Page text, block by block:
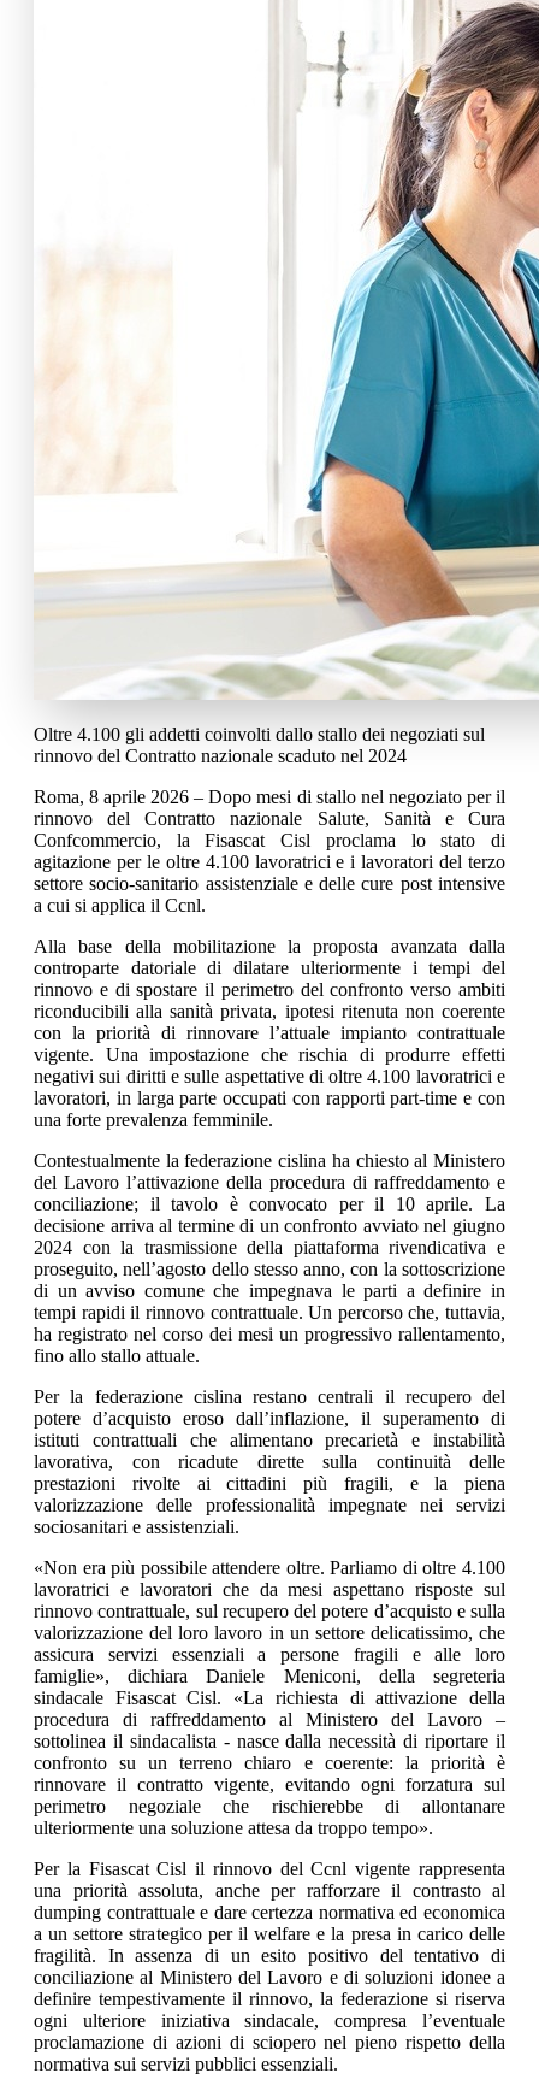
Oltre 4.100 gli addetti coinvolti dallo stallo dei negoziati sul
rinnovo del Contratto nazionale scaduto nel 2024
Roma, 8 aprile 2026 – Dopo mesi di stallo nel negoziato per il
rinnovo del Contratto nazionale Salute, Sanità e Cura
Confcommercio, la Fisascat Cisl proclama lo stato di
agitazione per le oltre 4.100 lavoratrici e i lavoratori del terzo
settore socio-sanitario assistenziale e delle cure post intensive
a cui si applica il Ccnl.
Alla base della mobilitazione la proposta avanzata dalla
controparte datoriale di dilatare ulteriormente i tempi del
rinnovo e di spostare il perimetro del confronto verso ambiti
riconducibili alla sanità privata, ipotesi ritenuta non coerente
con la priorità di rinnovare l’attuale impianto contrattuale
vigente. Una impostazione che rischia di produrre effetti
negativi sui diritti e sulle aspettative di oltre 4.100 lavoratrici e
lavoratori, in larga parte occupati con rapporti part-time e con
una forte prevalenza femminile.
Contestualmente la federazione cislina ha chiesto al Ministero
del Lavoro l’attivazione della procedura di raffreddamento e
conciliazione; il tavolo è convocato per il 10 aprile. La
decisione arriva al termine di un confronto avviato nel giugno
2024 con la trasmissione della piattaforma rivendicativa e
proseguito, nell’agosto dello stesso anno, con la sottoscrizione
di un avviso comune che impegnava le parti a definire in
tempi rapidi il rinnovo contrattuale. Un percorso che, tuttavia,
ha registrato nel corso dei mesi un progressivo rallentamento,
fino allo stallo attuale.
Per la federazione cislina restano centrali il recupero del
potere d’acquisto eroso dall’inflazione, il superamento di
istituti contrattuali che alimentano precarietà e instabilità
lavorativa, con ricadute dirette sulla continuità delle
prestazioni rivolte ai cittadini più fragili, e la piena
valorizzazione delle professionalità impegnate nei servizi
sociosanitari e assistenziali.
«Non era più possibile attendere oltre. Parliamo di oltre 4.100
lavoratrici e lavoratori che da mesi aspettano risposte sul
rinnovo contrattuale, sul recupero del potere d’acquisto e sulla
valorizzazione del loro lavoro in un settore delicatissimo, che
assicura servizi essenziali a persone fragili e alle loro
famiglie», dichiara Daniele Meniconi, della segreteria
sindacale Fisascat Cisl. «La richiesta di attivazione della
procedura di raffreddamento al Ministero del Lavoro –
sottolinea il sindacalista - nasce dalla necessità di riportare il
confronto su un terreno chiaro e coerente: la priorità è
rinnovare il contratto vigente, evitando ogni forzatura sul
perimetro negoziale che rischierebbe di allontanare
ulteriormente una soluzione attesa da troppo tempo».
Per la Fisascat Cisl il rinnovo del Ccnl vigente rappresenta
una priorità assoluta, anche per rafforzare il contrasto al
dumping contrattuale e dare certezza normativa ed economica
a un settore strategico per il welfare e la presa in carico delle
fragilità. In assenza di un esito positivo del tentativo di
conciliazione al Ministero del Lavoro e di soluzioni idonee a
definire tempestivamente il rinnovo, la federazione si riserva
ogni ulteriore iniziativa sindacale, compresa l’eventuale
proclamazione di azioni di sciopero nel pieno rispetto della
normativa sui servizi pubblici essenziali.